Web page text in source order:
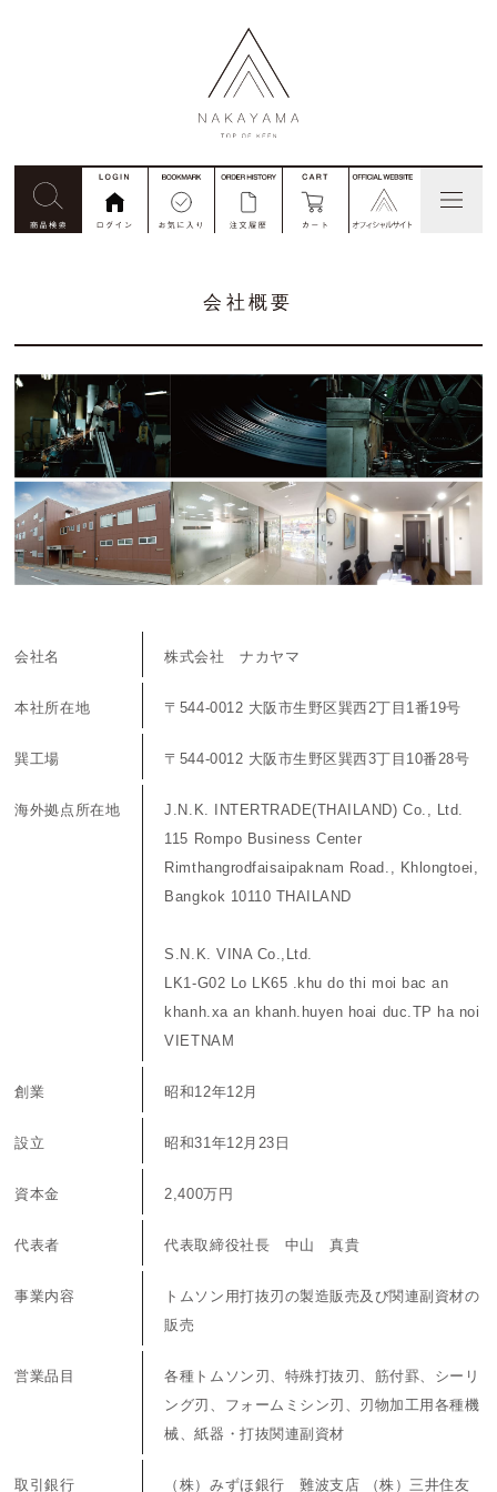
私たちについて
商品一覧
ご利用ガイド
お問い合わせ
会社概要
見積依頼
丸刃
会社概要
会社名 株式会社 ナカヤマ
本社所在地 〒544-0012 大阪市生野区巽西2丁目1番19号
巽工場 〒544-0012 大阪市生野区巽西3丁目10番28号
海外拠点所在地
J.N.K. INTERTRADE(THAILAND) Co., Ltd.
115 Rompo Business Center
Rimthangrodfaisaipaknam Road., Khlongtoei,
Bangkok 10110 THAILAND
S.N.K. VINA Co.,Ltd.
LK1-G02 Lo LK65 .khu do thi moi bac an
khanh.xa an khanh.huyen hoai duc.TP ha noi
VIETNAM
創業 昭和12年12月
設立 昭和31年12月23日
資本金 2,400万円
代表者 代表取締役社長 中山 真貴
事業内容
トムソン用打抜刃の製造販売及び関連副資材の
販売
営業品目
各種トムソン刃、特殊打抜刃、筋付罫、シーリ
ング刃、フォームミシン刃、刃物加工用各種機
械、紙器・打抜関連副資材
取引銀行 （株）みずほ銀行 難波支店 （株）三井住友